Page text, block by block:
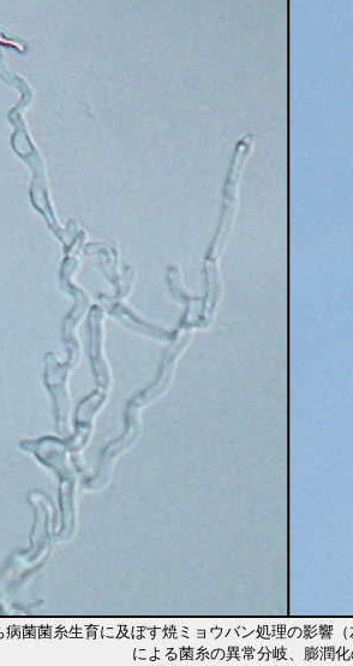
病菌菌糸生育に及ぼす焼ミョウバン処理の影響
による菌糸の異常分岐、膨潤